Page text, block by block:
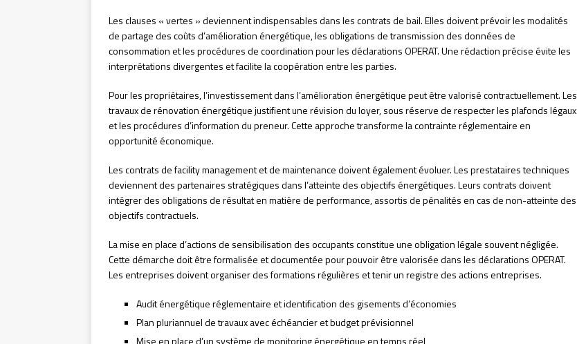
Les clauses « vertes » deviennent indispensables dans les contrats de bail. Elles doivent prévoir les modalités
de partage des coûts d’amélioration énergétique, les obligations de transmission des données de
consommation et les procédures de coordination pour les déclarations OPERAT. Une rédaction précise évite les
interprétations divergentes et facilite la coopération entre les parties.
Pour les propriétaires, l’investissement dans l’amélioration énergétique peut être valorisé contractuellement. Les
travaux de rénovation énergétique justifient une révision du loyer, sous réserve de respecter les plafonds légaux
et les procédures d’information du preneur. Cette approche transforme la contrainte réglementaire en
opportunité économique.
Les contrats de facility management et de maintenance doivent également évoluer. Les prestataires techniques
deviennent des partenaires stratégiques dans l’atteinte des objectifs énergétiques. Leurs contrats doivent
intégrer des obligations de résultat en matière de performance, assortis de pénalités en cas de non-atteinte des
objectifs contractuels.
La mise en place d’actions de sensibilisation des occupants constitue une obligation légale souvent négligée.
Cette démarche doit être formalisée et documentée pour pouvoir être valorisée dans les déclarations OPERAT.
Les entreprises doivent organiser des formations régulières et tenir un registre des actions entreprises.
Audit énergétique réglementaire et identification des gisements d’économies
Plan pluriannuel de travaux avec échéancier et budget prévisionnel
Mise en place d’un système de monitoring énergétique en temps réel